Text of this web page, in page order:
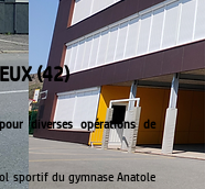
(42)
diverses opérations de
sportif du gymnase Anatole